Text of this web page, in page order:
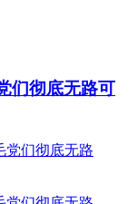
们彻底无路可